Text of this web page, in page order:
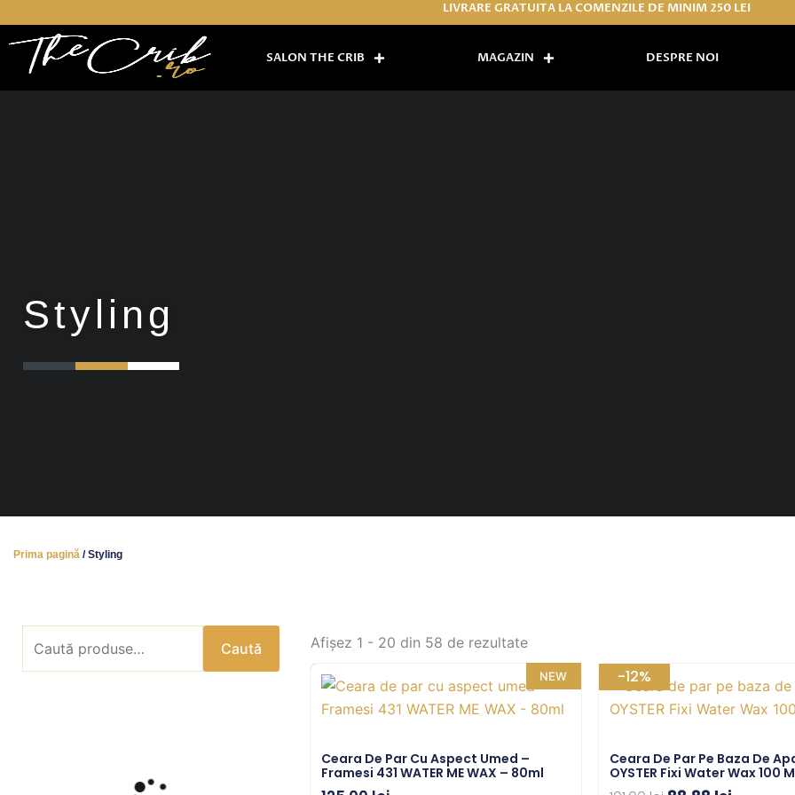
content
LIVRARE GRATUITA LA COMENZILE DE MINIM 250 LEI
SALON THE CRIB MAGAZIN DESPRE NOI
Styling
Prima pagină / Styling
după:
Caută Afișez 1 - 20 din 58 de rezultate
NEW
Ceara De Par Cu Aspect Umed –
Framesi 431 WATER ME WAX – 80ml
-12%
Ceara De Par Pe Baza De
OYSTER Fixi Water Wax 100
inițial
a
101,00 lei.
curent
este: